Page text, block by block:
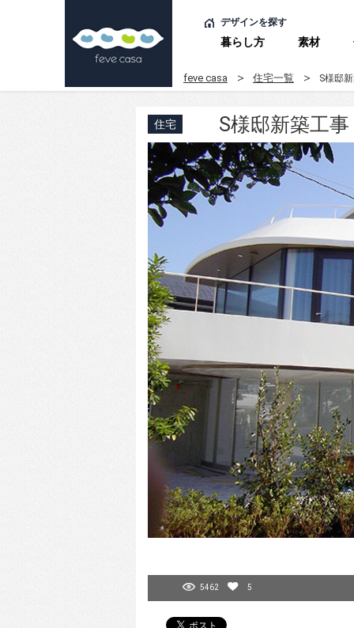
デザインを探す
暮らし方 素材
feve casa 住宅一覧 S様邸
住宅 S様邸新築工
5462 5